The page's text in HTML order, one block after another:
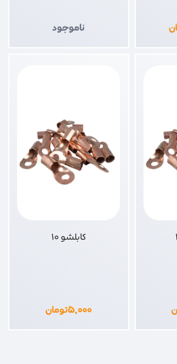
ناموجود
کابلشو 10
۵,۰۰۰تومان